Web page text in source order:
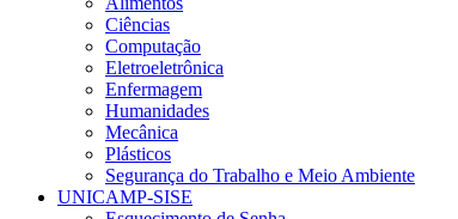
Ciências
Computação
Eletroeletrônica
Enfermagem
Humanidades
Mecânica
Plásticos
Segurança do Trabalho e Meio Ambiente
UNICAMP-SISE